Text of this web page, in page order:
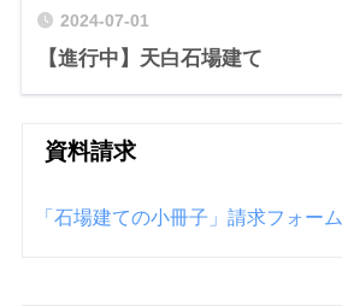
2024-07-01
【進行中】天白石場建て
資料請求
「石場建ての小冊子」請求フォーム